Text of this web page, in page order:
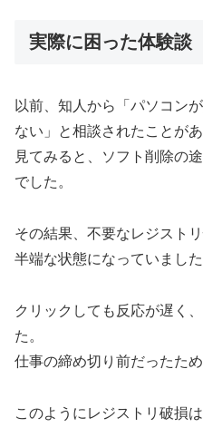
実際に困った体験談
以前、知人から「パソコン
ない」と相談されたことがあ
見てみると、ソフト削除の
でした。
その結果、不要なレジスト
半端な状態になっていました
クリックしても反応が遅く
た。
仕事の締め切り前だったた
このようにレジストリ破損